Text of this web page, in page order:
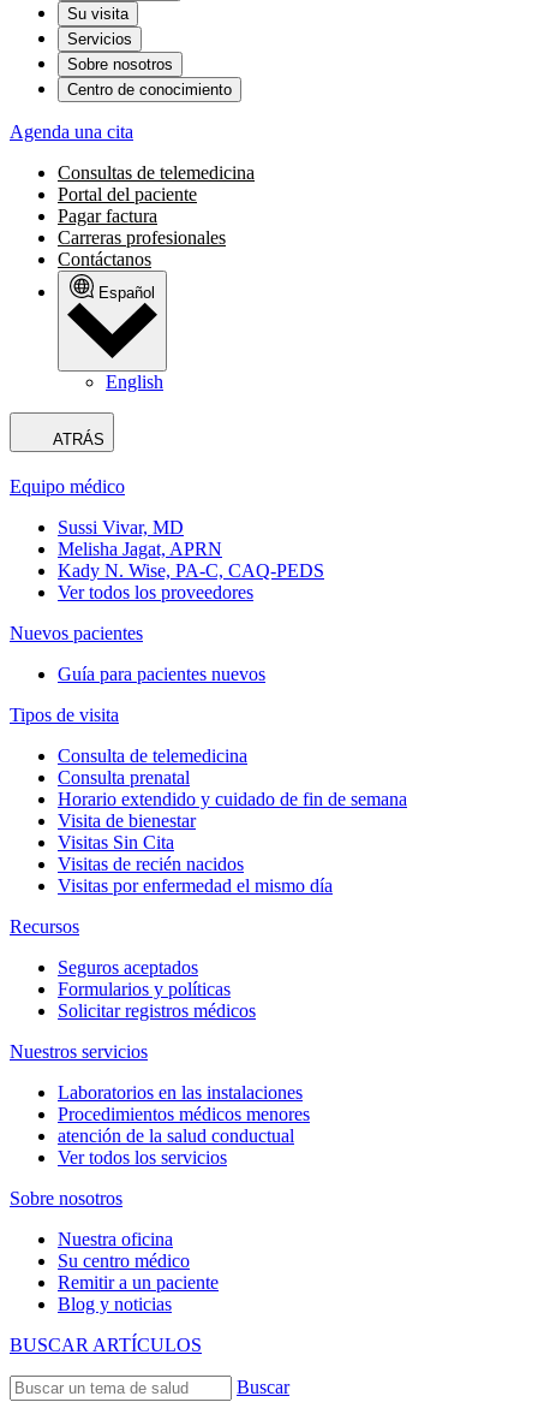
Su visita
Servicios
Sobre nosotros
Centro de conocimiento
Agenda una cita
Consultas de telemedicina
Portal del paciente
Pagar factura
Carreras profesionales
Contáctanos
Español
English
ATRÁS
Equipo médico
Sussi Vivar, MD
Melisha Jagat, APRN
Kady N. Wise, PA-C, CAQ-PEDS
Ver todos los proveedores
Nuevos pacientes
Guía para pacientes nuevos
Tipos de visita
Consulta de telemedicina
Consulta prenatal
Horario extendido y cuidado de fin de semana
Visita de bienestar
Visitas Sin Cita
Visitas de recién nacidos
Visitas por enfermedad el mismo día
Recursos
Seguros aceptados
Formularios y políticas
Solicitar registros médicos
Nuestros servicios
Laboratorios en las instalaciones
Procedimientos médicos menores
atención de la salud conductual
Ver todos los servicios
Sobre nosotros
Nuestra oficina
Su centro médico
Remitir a un paciente
Blog y noticias
BUSCAR ARTÍCULOS
Buscar